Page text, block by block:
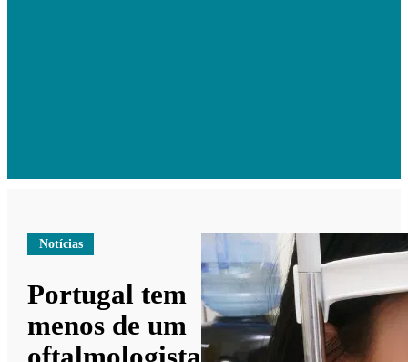
Notícias
Portugal tem
menos de um